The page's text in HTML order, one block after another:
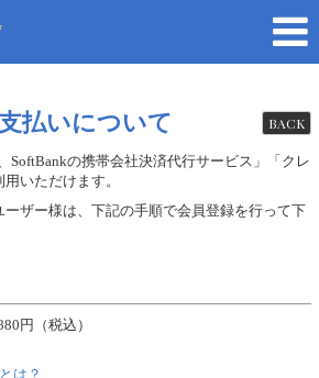
払いについて BACK
SoftBankの携帯会社決済代行サービス」「クレ
いただけます。
ザー様は、下記の手順で会員登録を行って下
円（税込）
は？